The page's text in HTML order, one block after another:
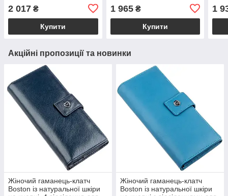
флотар CANPELLINI
21606 Бежеве
2 017 ₴
Купити
флотар CANPELLINI
21601 Фіолетовий
1 965₴
Купити
1
Акційні пропозиції та новинки
Жіночий гаманець-клатч
Boston із натуральної шкіри
Жіночий гаманець-клатч
Boston із натуральної шкіри